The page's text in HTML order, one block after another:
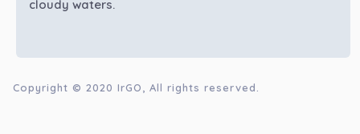
cloudy waters.
Copyright © 2020 IrGO , All rights reserved.